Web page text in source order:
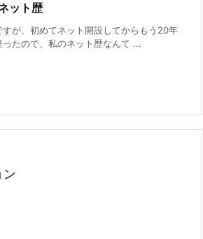
ット歴
すが、初めてネット開設してからもう20年
ったので、私のネット歴なんて ...
ン